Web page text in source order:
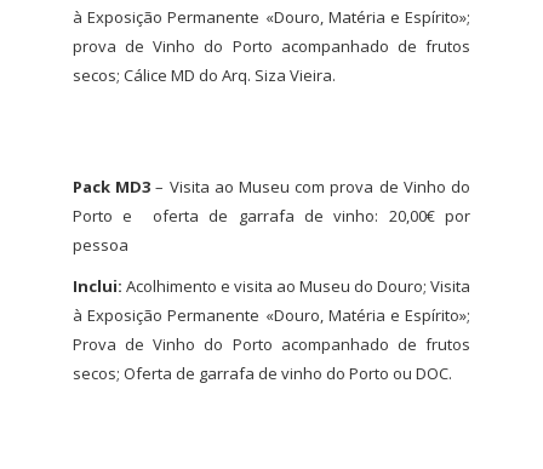
à Exposição Permanente «Douro, Matéria e Espírito»;
prova de Vinho do Porto acompanhado de frutos
secos; Cálice MD do Arq. Siza Vieira.
Pack MD3 – Visita ao Museu com prova de Vinho do
Porto e oferta de garrafa de vinho: 20,00€ por
pessoa
Inclui: Acolhimento e visita ao Museu do Douro; Visita
à Exposição Permanente «Douro, Matéria e Espírito»;
Prova de Vinho do Porto acompanhado de frutos
secos; Oferta de garrafa de vinho do Porto ou DOC.